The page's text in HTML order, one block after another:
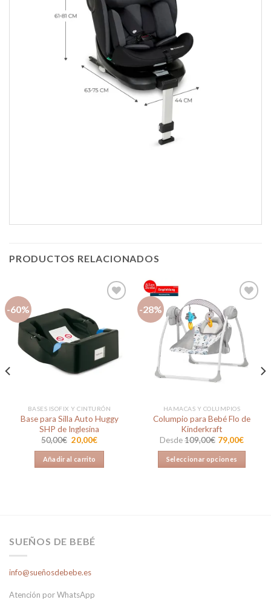
PRODUCTOS RELACIONADOS
-60%
Añadir
lista de
deseos
BASES ISOFIX Y CINTURÓN
Base para Silla Auto Huggy
SHP de Inglesina
50,00€ El
precio
original
era:
50,00€.
20,00€El
20,00€.
Añadir al carrito
-28%
Añadir
a la
lista de
deseos
HAMACAS Y COLUMPIOS
Columpio para Bebé Flo de
Kinderkraft
Desde109,00€ 79,00€
Seleccionar opciones
SUEÑOS DE BEBÉ
info@sueñosdebebe.es
Atención por WhatsApp